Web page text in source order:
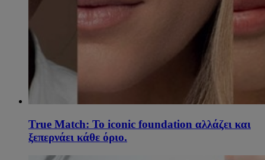
True Match: Το iconic foundation αλλάζει και
ξεπερνάει κάθε όριο.